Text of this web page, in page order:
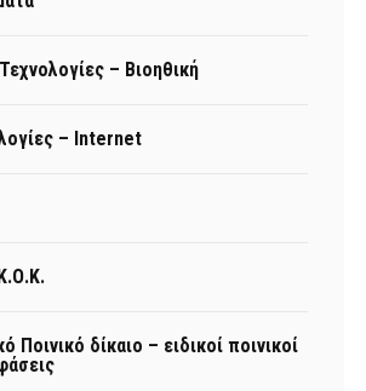
– Βιοηθική
– Internet
Ποινικό δίκαιο – ειδικοί ποινικοί